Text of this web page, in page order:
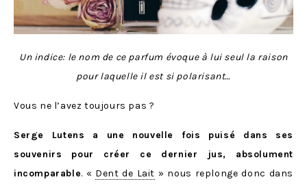
Un indice: le nom de ce parfum évoque à lui seul la raison
pour laquelle il est si polarisant…
Vous ne l’avez toujours pas ?
Serge Lutens a une nouvelle fois puisé dans ses
souvenirs pour créer ce dernier jus, absolument
incomparable. « Dent de Lait » nous replonge donc dans